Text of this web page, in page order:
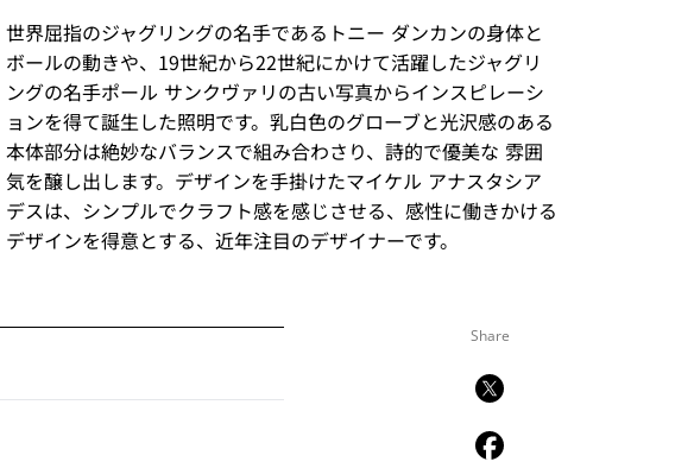
世界屈指のジャグリングの名手であるトニー ダンカンの身体と
ボールの動きや、19世紀から22世紀にかけて活躍したジャグリ
ングの名手ポール サンクヴァリの古い写真からインスピレーシ
ョンを得て誕生した照明です。乳白色のグローブと光沢感のある
本体部分は絶妙なバランスで組み合わさり、詩的で優美な 雰囲
気を醸し出します。デザインを手掛けたマイケル アナスタシア
デスは、シンプルでクラフト感を感じさせる、感性に働きかける
デザインを得意とする、近年注目のデザイナーです。
Share